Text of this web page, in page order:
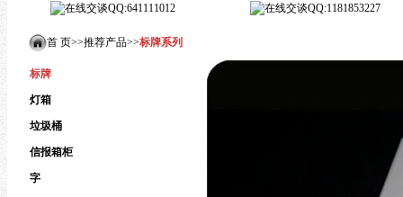
QQ:641111012 QQ:1181853227
首 页>>推荐产品>>标牌系列
标牌
灯箱
垃圾桶
信报箱柜
字